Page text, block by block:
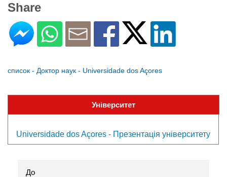
Share
список - Доктор наук - Universidade dos Açores
Університет
Universidade dos Açores - Презентація університету
До